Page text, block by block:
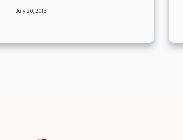
campañas de e-mail deben
July 20, 2015